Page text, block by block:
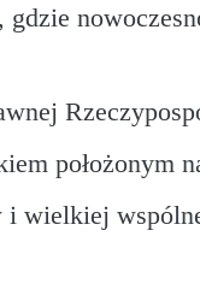
, gdzie
położonym
wielkiej